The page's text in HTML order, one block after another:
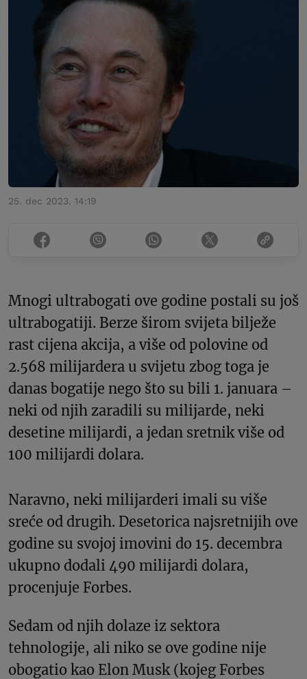
25. dec 2023. 14:19
Mnogi ultrabogati ove godine postali su još
ultrabogatiji. Berze širom svijeta bilježe
rast cijena akcija, a više od polovine od
2.568 milijardera u svijetu zbog toga je
danas bogatije nego što su bili 1. januara –
neki od njih zaradili su milijarde, neki
desetine milijardi, a jedan sretnik više od
100 milijardi dolara.
Naravno, neki milijarderi imali su više
sreće od drugih. Desetorica najsretnijih ove
godine su svojoj imovini do 15. decembra
ukupno dodali 490 milijardi dolara,
procenjuje Forbes.
Sedam od njih dolaze iz sektora
tehnologije, ali niko se ove godine nije
obogatio kao Elon Musk (kojeg Forbes